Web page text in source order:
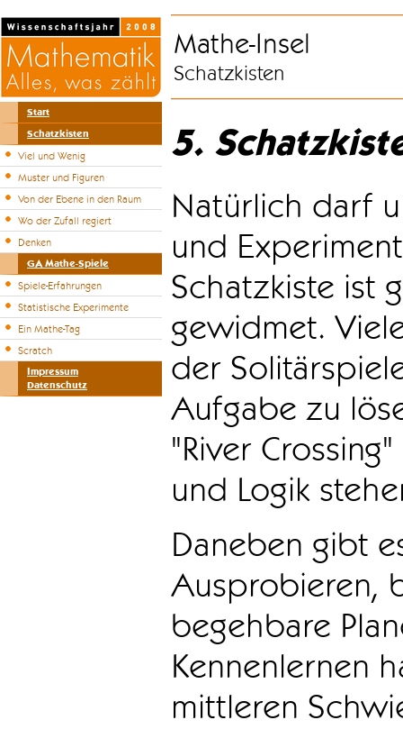
Start
Schatzkisten
Viel und Wenig
Muster und Figuren
Von der Ebene in den Raum
Wo der Zufall regiert
Denken
GA Mathe-Spiele
Spiele-Erfahrungen
Statistische Experimente
Ein Mathe-Tag
Scratch
Impressum
Datenschutz
Mathe-Insel
Schatzkisten
5.
Natürlich darf
und
Schatzkiste ist
gewidmet.
der
Aufgabe zu
"River
und Logik
Daneben gibt
Ausprobieren,
begehbare
Kennenlernen
mittleren